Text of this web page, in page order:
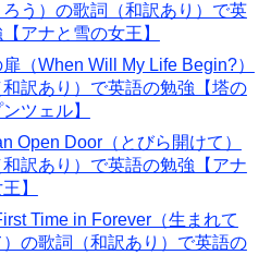
ろう）の歌詞（和訳あり）で英
アナと雪の女王】
（When Will My Life Begin?）
訳あり）で英語の勉強【塔の
ツェル】
Open Door（とびら開けて）
訳あり）で英語の勉強【アナ
】
Time in Forever（生まれて
の歌詞（和訳あり）で英語の